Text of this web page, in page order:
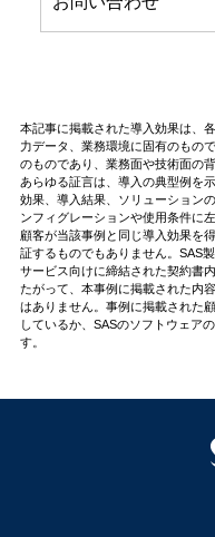
本記事に掲載された導入効果は、
力データ、業務環境に固有のもの
のものであり、業務面や技術面の
あらゆる証言は、導入の典型例を
効果、導入結果、ソリューション
ンフィグレーションや使用条件に
顧客が当該事例と同じ導入効果を
証するものでもありません。SAS
サービス向けに締結された契約書
たがって、本事例に掲載された内
はありません。事例に掲載された
しているか、SASのソフトウェア
す。